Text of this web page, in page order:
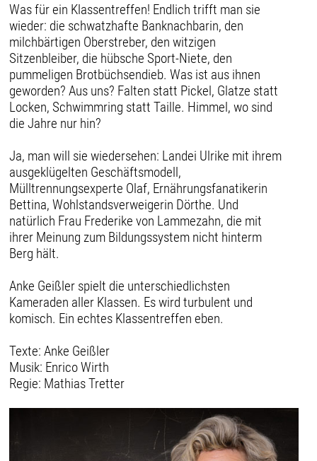
Was für ein Klassentreffen! Endlich trifft man sie
wieder: die schwatzhafte Banknachbarin, den
milchbärtigen Oberstreber, den witzigen
Sitzenbleiber, die hübsche Sport-Niete, den
pummeligen Brotbüchsendieb. Was ist aus ihnen
geworden? Aus uns? Falten statt Pickel, Glatze statt
Locken, Schwimmring statt Taille. Himmel, wo sind
die Jahre nur hin?
Ja, man will sie wiedersehen: Landei Ulrike mit ihrem
ausgeklügelten Geschäftsmodell,
Mülltrennungsexperte Olaf, Ernährungsfanatikerin
Bettina, Wohlstandsverweigerin Dörthe. Und
natürlich Frau Frederike von Lammezahn, die mit
ihrer Meinung zum Bildungssystem nicht hinterm
Berg hält.
Anke Geißler spielt die unterschiedlichsten
Kameraden aller Klassen. Es wird turbulent und
komisch. Ein echtes Klassentreffen eben.
Texte: Anke Geißler
Musik: Enrico Wirth
Regie: Mathias Tretter